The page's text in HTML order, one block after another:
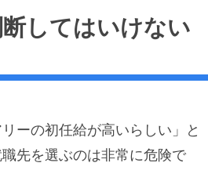
してはいけない
ーの初任給が高いらしい」と
先を選ぶのは非常に危険で